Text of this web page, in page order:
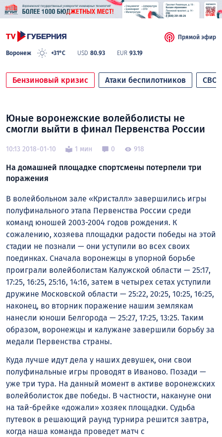
Воронеж +31°C USD 80.93 EUR 93.19
Прямой эфир
Бензиновый кризис Атаки беспилотников СВО
Юные воронежские волейболисты не
смогли выйти в финал Первенства России
10:13 2018-01-10 1 мин 0 918
На домашней площадке спортсмены потерпели три
поражения
В волейбольном зале «Кристалл» завершились игры
полуфинального этапа Первенства России среди
команд юношей 2003-2004 годов рождения. К
сожалению, хозяева площадки радости победы на этой
стадии не познали — они уступили во всех своих
поединках. Сначала воронежцы в упорной борьбе
проиграли волейболистам Калужской области — 25:17,
17:25, 16:25, 25:16, 14:16, затем в четырех сетах уступили
дружине Московской области — 25:22, 20:25, 10:25, 16:25,
наконец, во вторник поражение нашим землякам
нанесли юноши Белгорода — 25:27, 17:25, 13:25. Таким
образом, воронежцы и калужане завершили борьбу за
медали Первенства страны.
Куда лучше идут дела у наших девушек, они свои
полуфинальные игры проводят в Иваново. Позади —
уже три тура. На данный момент в активе воронежских
волейболисток две победы. В частности, накануне они
на тай-брейке «дожали» хозяек площадки. Судьба
путевок в решающий раунд турнира решится завтра,
когда наша команда проведет матч с